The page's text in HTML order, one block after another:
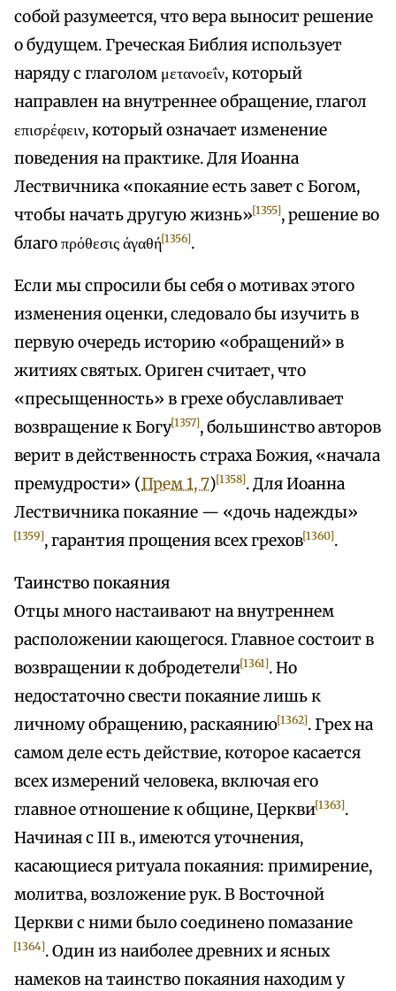
собой разумеется, что вера выносит решение
о будущем. Греческая Библия использует
наряду с глаголом μετανοεΐν, который
направлен на внутреннее обращение, глагол
επισρέφειν, который означает изменение
поведения на практике. Для Иоанна
Лествичника «покаяние есть завет с Богом,
чтобы начать другую жизнь»[1355], решение во
благо πρόθεσις άγαθή[1356].
Если мы спросили бы себя о мотивах этого
изменения оценки, следовало бы изучить в
первую очередь историю «обращений» в
житиях святых. Ориген считает, что
«пресыщенность» в грехе обуславливает
возвращение к Богу[1357], большинство авторов
верит в действенность страха Божия, «начала
премудрости» (Прем 1, 7)[1358]. Для Иоанна
Лествичника покаяние — «дочь надежды»
[1359], гарантия прощения всех грехов[1360].
Таинство покаяния
Отцы много настаивают на внутреннем
расположении кающегося. Главное состоит в
возвращении к добродетели[1361]. Но
недостаточно свести покаяние лишь к
личному обращению, раскаянию[1362]. Грех на
самом деле есть действие, которое касается
всех измерений человека, включая его
главное отношение к общине, Церкви[1363].
Начиная с III в., имеются уточнения,
касающиеся ритуала покаяния: примирение,
молитва, возложение рук. В Восточной
Церкви с ними было соединено помазание
[1364]. Один из наиболее древних и ясных
намеков на таинство покаяния находим у